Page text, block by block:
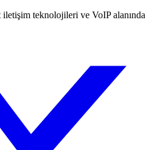
teknolojileri ve VoIP alanında